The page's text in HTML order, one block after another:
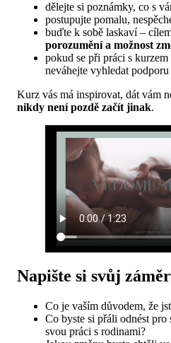
dělejte si poznámky, co s
postupujte pomalu,
buďte k sobě laskaví –
porozumění a možnost
pokud se při práci s
neváhejte vyhledat podporu
Kurz vás má inspirovat, dát vám
nikdy není pozdě začít jinak.
Napište si svůj záměr
Co je vaším důvodem, že
Co byste si přáli odnést pro
svou práci s rodinami?